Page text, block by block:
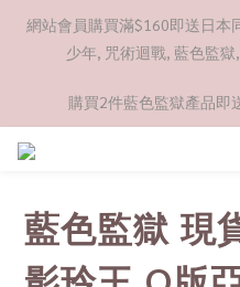
網站會員購買滿$160即送日本
少年, 咒術迴戰, 藍色監獄
購買2件藍色監獄產品即
藍色監獄 現